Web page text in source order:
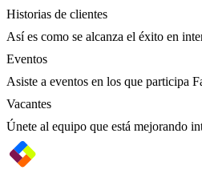
Historias de clientes
Así es como se alcanza el éxito en
Eventos
Asiste a eventos en los que participa
Vacantes
Únete al equipo que está mejorando